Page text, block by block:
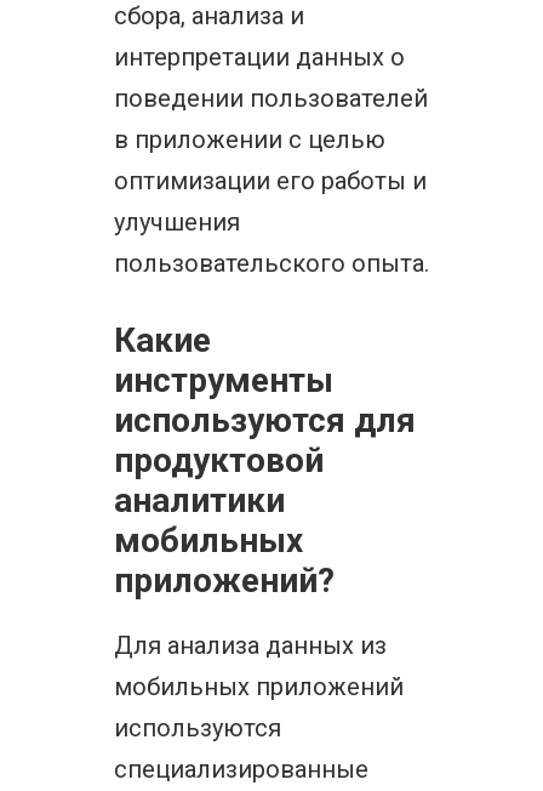
сбора, анализа и
интерпретации данных о
поведении пользователей
в приложении с целью
оптимизации его работы и
улучшения
пользовательского опыта.
Какие
инструменты
используются для
продуктовой
аналитики
мобильных
приложений?
Для анализа данных из
мобильных приложений
используются
специализированные